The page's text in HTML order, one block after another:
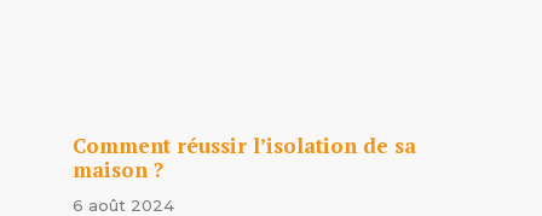
Comment réussir l’isolation de sa
maison ?
6 août 2024